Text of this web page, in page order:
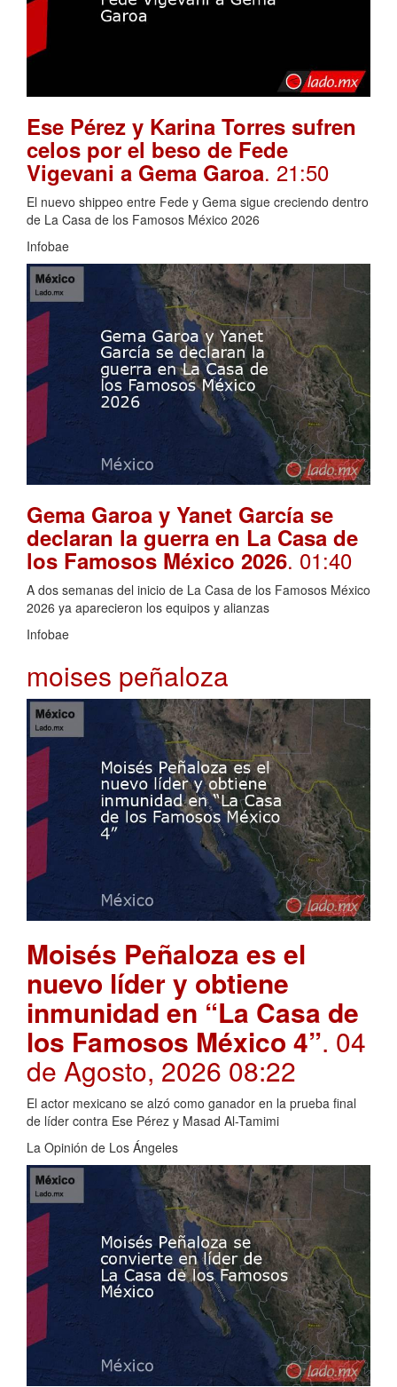
Ese Pérez y Karina Torres sufren
celos por el beso de Fede
Vigevani a Gema Garoa. 21:50
El nuevo shippeo entre Fede y Gema sigue creciendo dentro
de La Casa de los Famosos México 2026
Infobae
Gema Garoa y Yanet García se
declaran la guerra en La Casa de
los Famosos México 2026. 01:40
A dos semanas del inicio de La Casa de los Famosos México
2026 ya aparecieron los equipos y alianzas
Infobae
moises peñaloza
Moisés Peñaloza es el
nuevo líder y obtiene
inmunidad en “La Casa de
los Famosos México 4”. 04
de Agosto, 2026 08:22
El actor mexicano se alzó como ganador en la prueba final
de líder contra Ese Pérez y Masad Al-Tamimi
La Opinión de Los Ángeles